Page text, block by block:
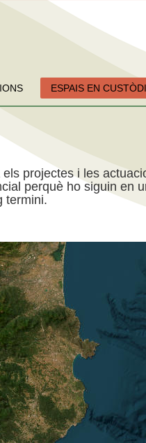
ESPAIS EN
projectes i les
perquè ho siguin en
termini.